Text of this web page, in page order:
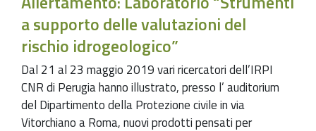
a supporto delle valutazioni del
rischio idrogeologico”
Dal 21 al 23 maggio 2019 vari ricercatori dell’IRPI
CNR di Perugia hanno illustrato, presso l’ auditorium
del Dipartimento della Protezione civile in via
Vitorchiano a Roma, nuovi prodotti pensati per